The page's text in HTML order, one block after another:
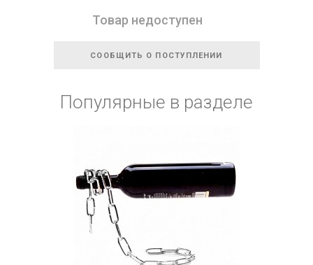
Товар недоступен
СООБЩИТЬ О ПОСТУПЛЕНИИ
Популярные в разделе